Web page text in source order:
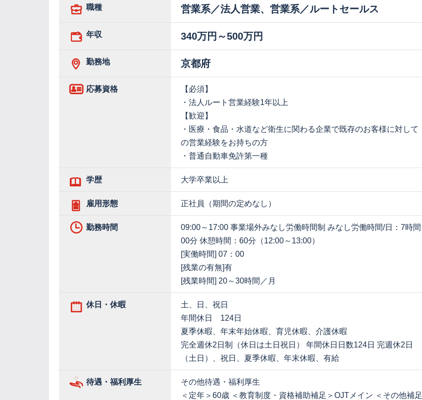
職種 営業系／法人営業、営業系／ルートセールス
年収 340万円～500万円
勤務地 京都府
応募資格
【必須】
・法人ルート営業経験1年以上
【歓迎】
・医療・食品・水道など衛生に関わる企業で既存のお客様に対して
の営業経験をお持ちの方
・普通自動車免許第一種
学歴 大学卒業以上
雇用形態 正社員（期間の定めなし）
勤務時間
09:00～17:00 事業場外みなし労働時間制 みなし労働時間/日：7時間
00分 休憩時間：60分（12:00～13:00）
[実働時間] 07：00
[残業の有無]有
[残業時間] 20～30時間／月
休日・休暇
土、日、祝日
年間休日 124日
夏季休暇、年末年始休暇、育児休暇、介護休暇
完全週休2日制（休日は土日祝日） 年間休日日数124日 完週休2日
（土日）、祝日、夏季休暇、年末休暇、有給
待遇・福利厚生
その他待遇・福利厚生
＜定年＞60歳 ＜教育制度・資格補助補足＞OJTメイン ＜その他補足